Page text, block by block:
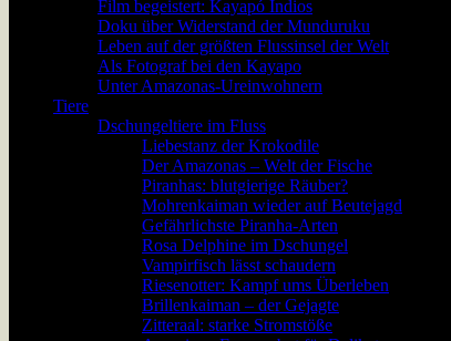
Film begeistert: Kayapó Indios
Doku über Widerstand der Munduruku
Leben auf der größten Flussinsel der Welt
Als Fotograf bei den Kayapo
Unter Amazonas-Ureinwohnern
Tiere
Dschungeltiere im Fluss
Liebestanz der Krokodile
Der Amazonas – Welt der Fische
Piranhas: blutgierige Räuber?
Mohrenkaiman wieder auf Beutejagd
Gefährlichste Piranha-Arten
Rosa Delphine im Dschungel
Vampirfisch lässt schaudern
Riesenotter: Kampf ums Überleben
Brillenkaiman – der Gejagte
Zitteraal: starke Stromstöße